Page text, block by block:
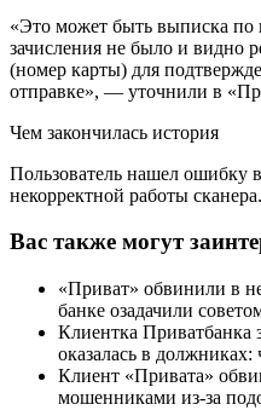
«Это может быть выписка по
зачисления не было и видно
(номер карты) для
отправке», — уточнили в
Чем закончилась история
Пользователь нашел ошибку
некорректной работы сканера.
Вас также могут
«Приват» обвинили в
банке озадачили
Клиентка Приватбанка
оказалась в должниках:
Клиент «Привата»
мошенниками из-за